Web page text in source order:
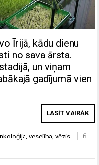
Īrijā, kādu dienu
no sava ārsta.
un viņam
gadījumā vien
LASĪT VAIRĀK
,veselība,vēzis
6